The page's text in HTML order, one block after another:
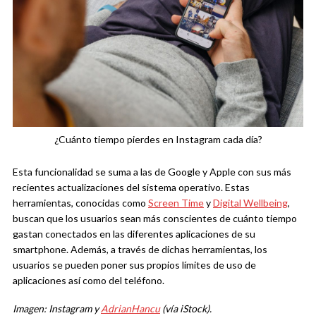
¿Cuánto tiempo pierdes en Instagram cada día?
Esta funcionalidad se suma a las de Google y Apple con sus más
recientes actualizaciones del sistema operativo. Estas
herramientas, conocidas como Screen TimeyDigital Wellbeing,
buscan que los usuarios sean más conscientes de cuánto tiempo
gastan conectados en las diferentes aplicaciones de su
smartphone. Además, a través de dichas herramientas, los
usuarios se pueden poner sus propios límites de uso de
aplicaciones así como del teléfono.
Imagen: Instagram yAdrianHancu(vía iStock).